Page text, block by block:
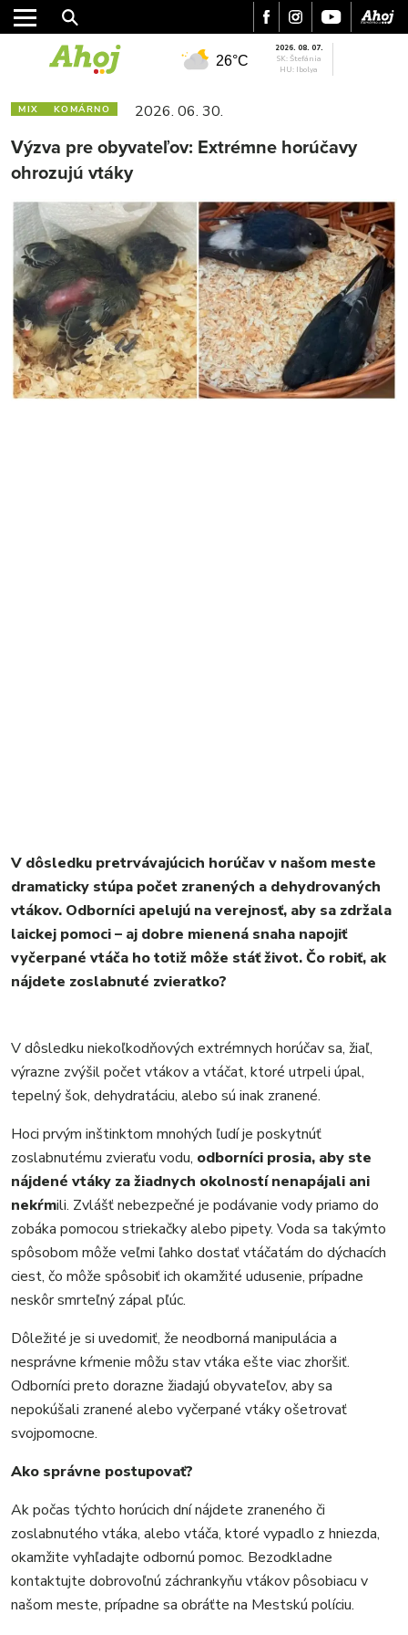
26°C
2026. 08. 07.
SK: Štefánia
HU: Ibolya
MIX KOMÁRNO 2026. 06. 30.
Výzva pre obyvateľov: Extrémne horúčavy
ohrozujú vtáky
V dôsledku pretrvávajúcich horúčav v našom meste
dramaticky stúpa počet zranených a dehydrovaných
vtákov. Odborníci apelujú na verejnosť, aby sa zdržala
laickej pomoci – aj dobre mienená snaha napojiť
vyčerpané vtáča ho totiž môže stáť život. Čo robiť, ak
nájdete zoslabnuté zvieratko?
V dôsledku niekoľkodňových extrémnych horúčav sa, žiaľ,
výrazne zvýšil počet vtákov a vtáčat, ktoré utrpeli úpal,
tepelný šok, dehydratáciu, alebo sú inak zranené.
Hoci prvým inštinktom mnohých ľudí je poskytnúť
zoslabnutému zvieraťu vodu, odborníci prosia, aby ste
nájdené vtáky za žiadnych okolností nenapájali ani
nekŕmili. Zvlášť nebezpečné je podávanie vody priamo do
zobáka pomocou striekačky alebo pipety. Voda sa takýmto
spôsobom môže veľmi ľahko dostať vtáčatám do dýchacích
ciest, čo môže spôsobiť ich okamžité udusenie, prípadne
neskôr smrteľný zápal pľúc.
Dôležité je si uvedomiť, že neodborná manipulácia a
nesprávne kŕmenie môžu stav vtáka ešte viac zhoršiť.
Odborníci preto dorazne žiadajú obyvateľov, aby sa
nepokúšali zranené alebo vyčerpané vtáky ošetrovať
svojpomocne.
Ako správne postupovať?
Ak počas týchto horúcich dní nájdete zraneného či
zoslabnutého vtáka, alebo vtáča, ktoré vypadlo z hniezda,
okamžite vyhľadajte odbornú pomoc. Bezodkladne
kontaktujte dobrovoľnú záchrankyňu vtákov pôsobiacu v
našom meste, prípadne sa obráťte na Mestskú políciu.